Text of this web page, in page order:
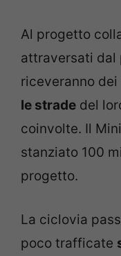
Al progetto
attraversati dal
riceveranno
le strade del
coinvolte. Il
stanziato 100
progetto.
La ciclovia
poco trafficate